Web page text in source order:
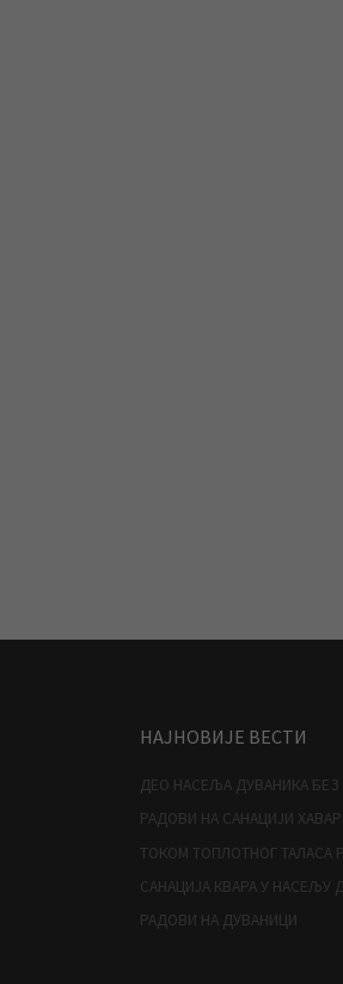
НАЈНОВИЈЕ ВЕСТИ
ДЕО НАСЕЉА ДУВАНИКА
РАДОВИ НА САНАЦИЈИ
ТОКОМ ТОПЛОТНОГ
САНАЦИЈА КВАРА У НАСЕЉУ
РАДОВИ НА ДУВАНИЦИ